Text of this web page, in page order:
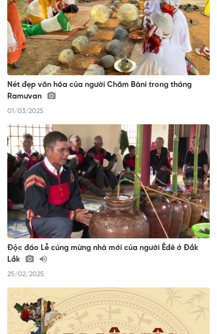
Nét đẹp văn hóa của người Chăm Bàni trong tháng
Ramưvan
01/03/2025
Độc đáo Lễ cúng mừng nhà mới của người Êđê ở Đắk
Lắk
25/02/2025